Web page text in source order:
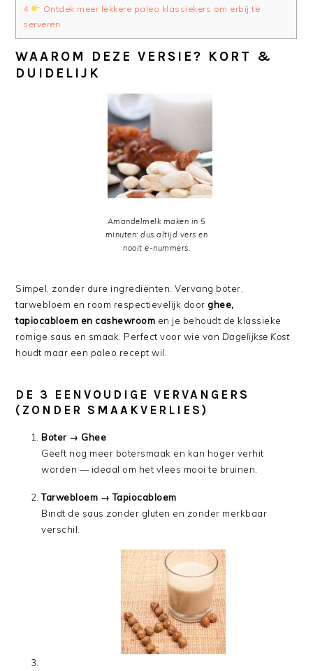
4
Ontdek meer lekkere paleo klassiekers om erbij te
serveren
WAAROM DEZE VERSIE? KORT &
DUIDELIJK
Amandelmelk maken in 5
minuten: dus altijd vers en
nooit e-nummers.
Simpel, zonder dure ingrediënten. Vervang boter,
tarwebloem en room respectievelijk doorghee,
tapiocabloem en cashewroom en je behoudt de klassieke
romige saus en smaak. Perfect voor wie van Dagelijkse Kost
houdt maar een paleo recept wil.
DE 3 EENVOUDIGE VERVANGERS
(ZONDER SMAAKVERLIES)
Boter → Ghee
Geeft nog meer botersmaak en kan hoger verhit
worden — ideaal om het vlees mooi te bruinen.
Tarwebloem → Tapiocabloem
Bindt de saus zonder gluten en zonder merkbaar
verschil.